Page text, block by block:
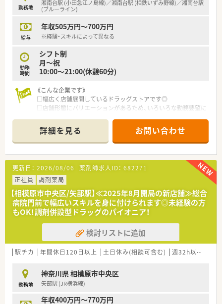
勤務地
湘南台駅 (小田急江ノ島線)／湘南台駅 (相鉄いずみ野線)／湘南台駅
(ブルーライン)
給与
年収505万円～700万円
※経験・スキルによって異なる
勤務
時間
シフト制
月～祝
10:00～21:00(休憩60分)
《こんな企業です》
□幅広く店舗展開しているドラッグストアです◎
□店舗形態にバリエーションがあるため、いろいろな勤務要望に
幅広い経験も積んでいただけますよ。
□ステップアップ研修や店長研修などもあり、段階的なスキルア
ップができますよ。
OTC販売未経験の方ももちろん歓迎です。
□キャリアパスが充実！薬剤師として経験を積み、
将来的には店長や本部スタッフとして活躍することも可能で
す。
経営にご興味のある方歓迎です♪
詳細を見る お問い合わせ
更新日： 2026/08/06 薬剤師求人ID： 682271
正社員
調剤薬局
【相模原市中央区/矢部駅】≪2025年8月開局の新店舗≫総合
病院門前で幅広いスキルを身に付けられます◎未経験の方
もOK！調剤併設型ドラッグのパイオニア！
検討リストに追加
駅チカ 年間休日120日以上 土日休み(相談可含む) 週32h以上
勤務地
神奈川県 相模原市中央区
矢部駅 (JR横浜線)
年収400万円～770万円